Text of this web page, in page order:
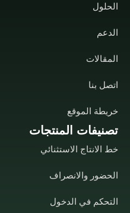
تصنيفات المنتجات
خط الانتاج الاستثنائي
الحضور والانصراف
التحكم في الدخول
الحلول
الدعم
المقالات
اتصل بنا
خريطة الموقع